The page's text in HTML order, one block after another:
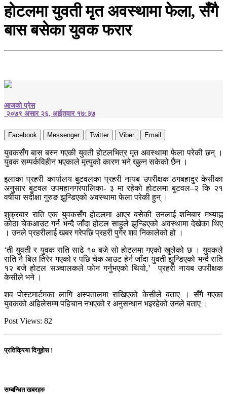
हाेटलमा युवती मृत अवस्थामा फेला, सँगै
बास बसेका युवक फरार
आजको प्रेस
२०७९ असार २६, आईतवार १७:३७
Facebook Messenger Twitter Viber Email
युवकसँग बास बस्न गएकी युवती होटलभित्र मृत अवस्थामा फेला परेकी छन् ।
युवक सम्पर्कविहीन भएकाले मृत्युको कारण भने खुल्न सकेको छैन ।
इलाका प्रहरी कार्यालय बुटवलका प्रहरी नायब उपरीक्षक ठगबहादुर केसीका
अनुसार बुटवल उपमहानगरपालिका- ३ मा रहेको होटलमा बुटवल–२ कि २१
वर्षीया सदीक्षा गुरुङ झुन्डिएको अवस्थामा फेला परेकी हुन् ।
शुक्रबार राति एक युवकसँग होटलमा आएर बसेकी उनलाई शनिबार मध्याह्न
कोठा चेकआउट गर्न भन्दै जाँदा होटल साहुले झुन्डिएको अवस्थामा देखेका थिए
। उनले प्रहरीलाई खबर गरेपछि प्रहरी पुगेर शव निकालेको हो ।
‘ती युवती र युवक राति साढे १० बजे सो होटलमा गएको खुलेको छ । युवकले
राति नै बिल तिरेर गएको र पछि चेक आउट हेर्न जाँदा युवती झुन्डिएको भन्दै राति
१२ बजे होटल सञ्चालकले फोन गर्नुभएको थियो,’ प्रहरी नायब उपरीक्षक
केसीले भने ।
शव पोस्टमार्टमका लागि अस्पतालमा राखिएको केसीले बताए । सँगै गएका
युवकको अहिलेसम्म पहिचान नभएको र अनुसन्धान भइरहेको उनले बताए ।
Post Views: 82
प्रतिक्रिया दिनुहोस !
सम्बन्धित खबरहरु